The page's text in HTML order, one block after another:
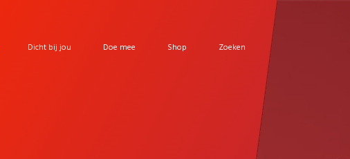
Dicht bij jou Doe mee Shop Zoeken